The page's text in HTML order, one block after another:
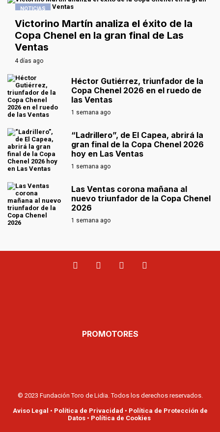
NOTICIAS
Victorino Martín analiza el éxito de la
Copa Chenel en la gran final de Las
Ventas
4 días ago
Héctor Gutiérrez, triunfador de la
Copa Chenel 2026 en el ruedo de
las Ventas
1 semana ago
“Ladrillero”, de El Capea, abrirá la
gran final de la Copa Chenel 2026
hoy en Las Ventas
1 semana ago
Las Ventas corona mañana al
nuevo triunfador de la Copa Chenel
2026
1 semana ago
PROMOTORES
© 2023 Fundación Toro de Lidia. Todos los derechos reservados.
Aviso Legal • Política de Privacidad • Política de Protección de
Datos • Política de Cookies